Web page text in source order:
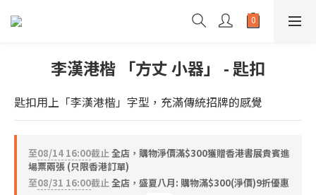
李漢港楷 「方丈 小器」 - 匙扣
匙扣用上「李漢港楷」字型，充滿傳統招牌的感覺
至08/14 16:00截止全店，購物淨價滿$300獲贈香港書展貴賓進
場票兩張 (只限香港訂單)
至08/31 16:00截止全店，盛夏八月: 購物滿$300(淨價)9折優惠